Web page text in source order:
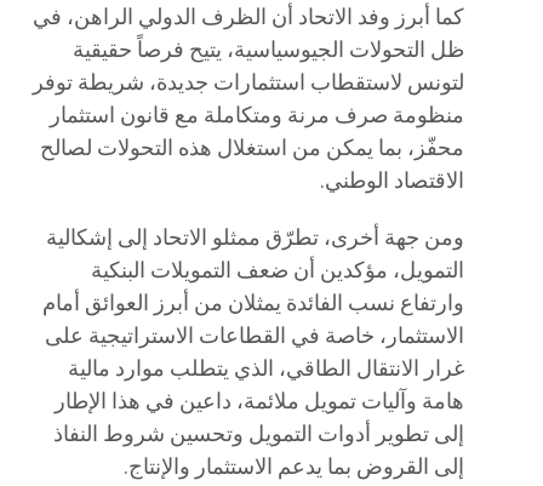
كما أبرز وفد الاتحاد أن الظرف الدولي الراهن، في
ظل التحولات الجيوسياسية، يتيح فرصاً حقيقية
لتونس لاستقطاب استثمارات جديدة، شريطة توفر
منظومة صرف مرنة ومتكاملة مع قانون استثمار
محفّز، بما يمكن من استغلال هذه التحولات لصالح
الاقتصاد الوطني.
ومن جهة أخرى، تطرّق ممثلو الاتحاد إلى إشكالية
التمويل، مؤكدين أن ضعف التمويلات البنكية
وارتفاع نسب الفائدة يمثلان من أبرز العوائق أمام
الاستثمار، خاصة في القطاعات الاستراتيجية على
غرار الانتقال الطاقي، الذي يتطلب موارد مالية
هامة وآليات تمويل ملائمة، داعين في هذا الإطار
إلى تطوير أدوات التمويل وتحسين شروط النفاذ
إلى القروض بما يدعم الاستثمار والإنتاج.